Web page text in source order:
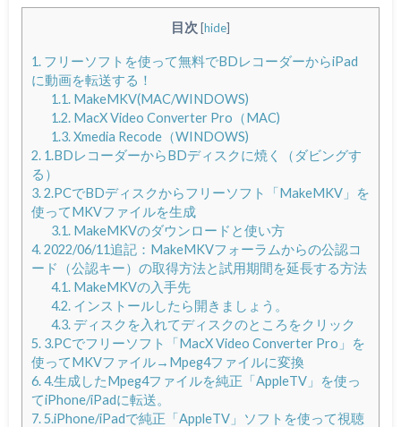
目次 [hide]
1.フリーソフトを使って無料でBDレコーダーからiPad
に動画を転送する！
1.1.MakeMKV(MAC/WINDOWS)
1.2.MacX Video Converter Pro（MAC)
1.3.Xmedia Recode（WINDOWS)
2.1.BDレコーダーからBDディスクに焼く（ダビングす
る）
3.2.PCでBDディスクからフリーソフト「MakeMKV」を
使ってMKVファイルを生成
3.1.MakeMKVのダウンロードと使い方
4.2022/06/11追記：MakeMKVフォーラムからの公認コ
ード（公認キー）の取得方法と試用期間を延長する方法
4.1.MakeMKVの入手先
4.2.インストールしたら開きましょう。
4.3.ディスクを入れてディスクのところをクリック
5.3.PCでフリーソフト「MacX Video Converter Pro」を
使ってMKVファイル→Mpeg4ファイルに変換
6.4.生成したMpeg4ファイルを純正「AppleTV」を使っ
てiPhone/iPadに転送。
7.5.iPhone/iPadで純正「AppleTV」ソフトを使って視聴